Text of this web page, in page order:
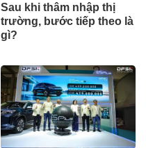
Sau khi thâm nhập thị
trường, bước tiếp theo là
gì?